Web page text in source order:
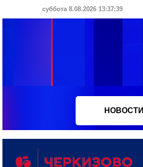
суббота 8.08.2026 13:37:40
НОВОСТИ